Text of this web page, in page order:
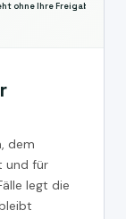
ohne Ihre Freigabe in
dem
und für
legt die